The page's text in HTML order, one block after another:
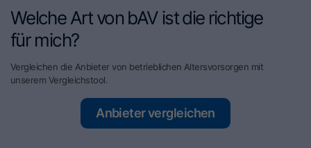
Welche Art von bAV ist die richtige
für mich?
Vergleichen die Anbieter von betrieblichen Altersvorsorgen mit
unserem Vergleichstool.
Anbieter vergleichen